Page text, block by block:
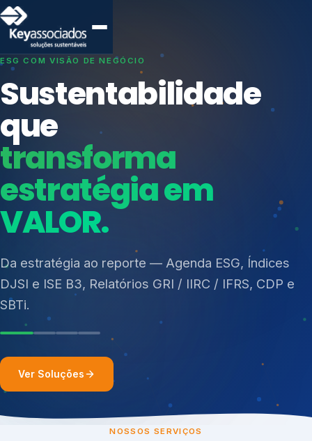
SISTEMAS DE GESTÃO OTIMIZADOS E INTEGRADOS
Conformidade que
protege seu
negócio.
Consultoria, auditoria e treinamentos em ISO 27001,
ISO 27701, ISO 42001, ISO 37001, ISO 9001, ISO
resíduos sólidos (PGRS/PMGRS).
Índices de Mercado
Mudanças Climáticas
Reputação e Cadeia
Reporte Regulatório
Ver Soluções
NOSSOS SERVIÇOS